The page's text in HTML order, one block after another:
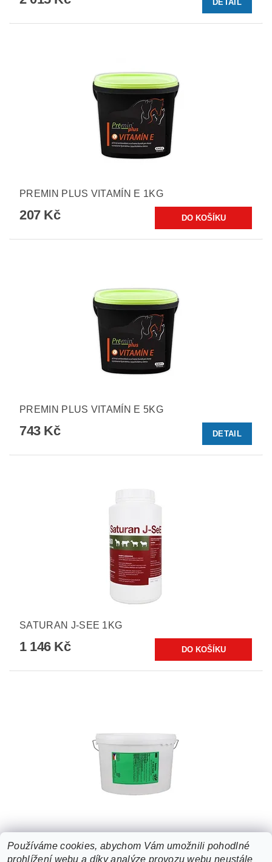
DETAIL
PREMIN PLUS VITAMÍN E 1KG
207 Kč
PREMIN PLUS VITAMÍN E 5KG
743 Kč DETAIL
SATURAN J-SEE 1KG
1 146 Kč
SELPLEX E MIX KONĚ 3KG
Používáme cookies, abychom Vám umožnili pohodlné
prohlížení webu a díky analýze provozu webu neustále